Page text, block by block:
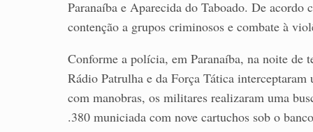
Paranaíba e Aparecida do Taboado. De
contenção a grupos criminosos e combate à
Conforme a polícia, em Paranaíba, na noite
Rádio Patrulha e da Força Tática
com manobras, os militares realizaram uma
.380 municiada com nove cartuchos sob o